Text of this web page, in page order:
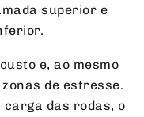
superior e
e, ao mesmo
de estresse.
das rodas, o